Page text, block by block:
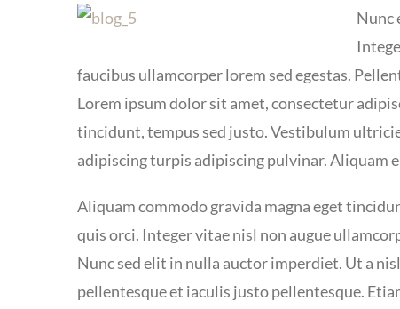
Nunc
faucibus ullamcorper lorem sed egestas.
Lorem ipsum dolor sit amet, consectetur
tincidunt, tempus sed justo. Vestibulum
adipiscing turpis adipiscing pulvinar. Aliquam
Aliquam commodo gravida magna eget
quis orci. Integer vitae nisl non augue
Nunc sed elit in nulla auctor imperdiet. Ut a
pellentesque et iaculis justo pellentesque.